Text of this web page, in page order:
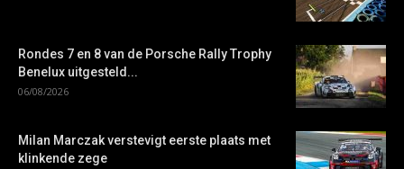
Rondes 7 en 8 van de Porsche Rally Trophy
Benelux uitgesteld...
06/08/2026
Milan Marczak verstevigt eerste plaats met
klinkende zege